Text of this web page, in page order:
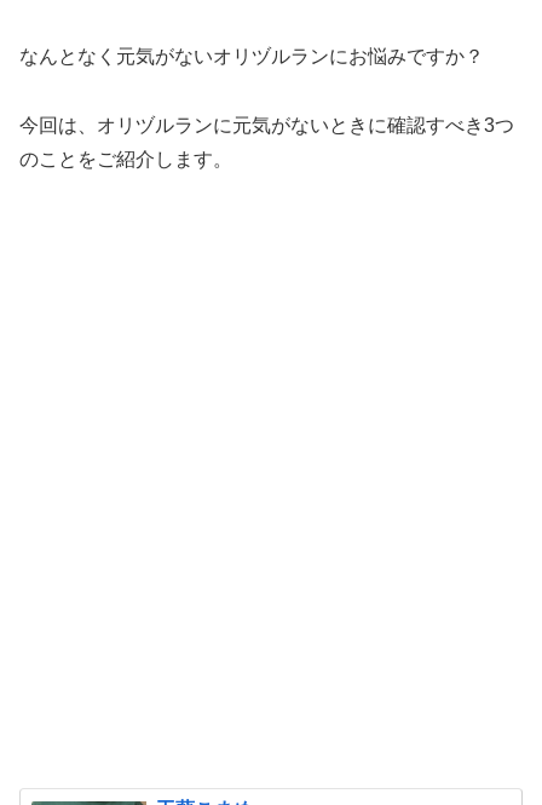
なんとなく元気がないオリヅルランにお悩みですか？
今回は、オリヅルランに元気がないときに確認すべき3つ
のことをご紹介します。